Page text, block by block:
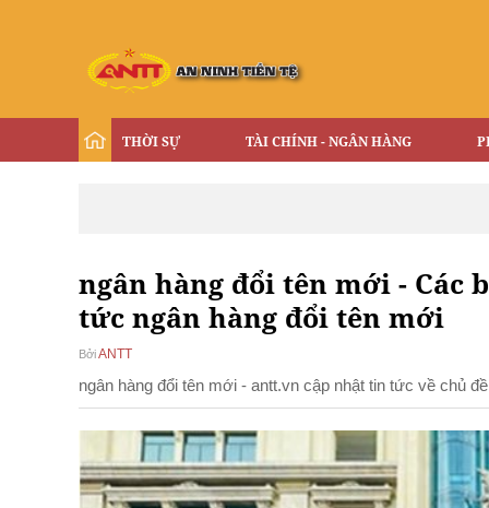
THỜI SỰ TÀI CHÍNH - NGÂN HÀNG
ngân hàng đổi tên mới - Các
tức ngân hàng đổi tên mới
BởiANTT
ngân hàng đổi tên mới - antt.vn cập nhật tin tức về chủ